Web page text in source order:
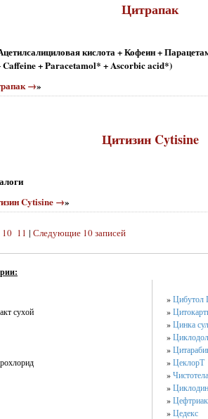
Цитрапак
кислота + Кофеин +
+ Paracetamol* + Ascorbic acid*)
→»
Цитизин Cytisine
Cytisine →»
10 11 | Следующие 10 записей
сухой
»Цибутол
»
»Цинка
»
»
»ЦеклорТ
»
»
»
»Цедекс